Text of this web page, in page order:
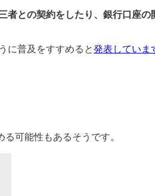
者との契約をしたり、銀行口座
に普及をすすめると発表していま
可能性もあるそうです。